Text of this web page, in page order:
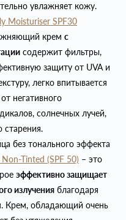
увлажняет кожу.
Moisturiser SPF30
крем с
содержит фильтры,
защиту от UVA и
легко впитывается
негативного
солнечных лучей,
старения.
без тонального эффекта
Tinted (SPF 50) – это
эффективно защищает
излучения благодаря
Крем, обладающий очень